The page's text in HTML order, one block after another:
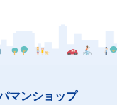
マンショップ